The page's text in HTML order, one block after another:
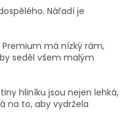
Nářadí je
Premium má nízký rám,
seděl všem malým
hliníku jsou nejen lehká,
na to, aby vydržela